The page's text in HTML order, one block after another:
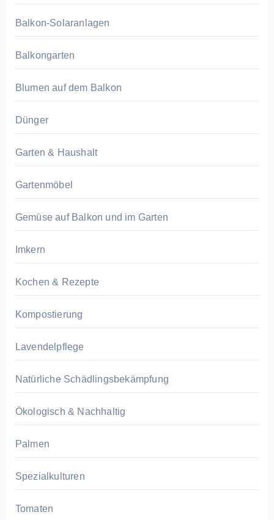
Balkon-Solaranlagen
Balkongarten
Blumen auf dem Balkon
Dünger
Garten & Haushalt
Gartenmöbel
Gemüse auf Balkon und im Garten
Imkern
Kochen & Rezepte
Kompostierung
Lavendelpflege
Natürliche Schädlingsbekämpfung
Ökologisch & Nachhaltig
Palmen
Spezialkulturen
Tomaten